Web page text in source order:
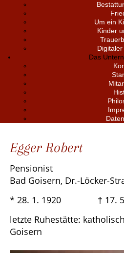
Um ein
Kinder
Das
Egger Robert
Pensionist
Bad Goisern, Dr.-Löcker-
* 28. 1. 1920 † 17. 5.
letzte Ruhestätte:
Goisern